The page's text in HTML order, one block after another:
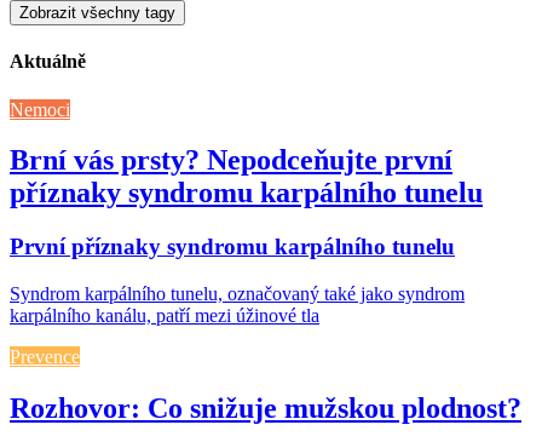
Zobrazit všechny tagy
Aktuálně
Nemoci
Brní vás prsty? Nepodceňujte první
příznaky syndromu karpálního tunelu
První příznaky syndromu karpálního tunelu
Syndrom karpálního tunelu, označovaný také jako syndrom
karpálního kanálu, patří mezi úžinové tla
Prevence
Rozhovor: Co snižuje mužskou plodnost?